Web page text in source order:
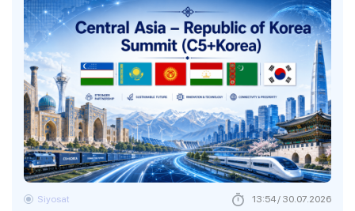
Siyosat 13:54 / 30.07.2026